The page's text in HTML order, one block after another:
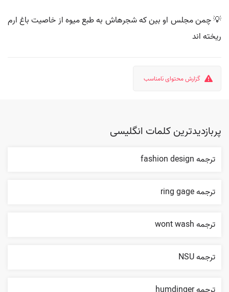
💡 چمن مجلس او بین که شجرهاش به طبع میوه از خاصیت باغ ارم
ریخته اند
گزارش محتوای نامناسب
پربازدیدترین کلمات انگلیسی
ترجمه fashion design
ترجمه ring gage
ترجمه wont wash
ترجمه NSU